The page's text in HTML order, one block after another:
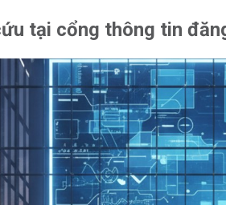
tại cổng thông tin